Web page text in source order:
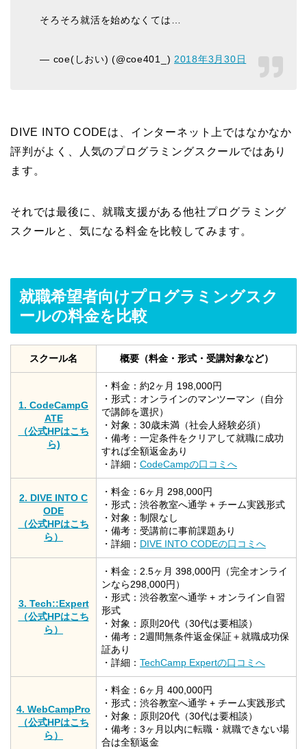
そろそろ就活を始めなくては…
— coe(しおい) (@coe401_) 2018年3月30日
DIVE INTO CODEは、インターネット上ではなかなか
評判がよく、人気のプログラミングスクールではあり
ます。
それでは最後に、就職支援がある他社プログラミング
スクールと、気になる料金を比較してみます。
就職希望者向けプログラミングスク
ールの料金を比較
スクール名 概要（料金・形式・受講対象など）
1. CodeCampG
ATE
（公式HPはこち
ら)
・料金：約2ヶ月 198,000円
・形式：オンラインのマンツーマン（自分
で講師を選択）
・対象：30歳未満（社会人経験必須）
・備考：一定条件をクリアして就職に成功
すれば全額返金あり
・詳細： CodeCampの口コミへ
2. DIVE INTO C
ODE
（公式HPはこち
ら）
・料金：6ヶ月 298,000円
・形式：渋谷教室へ通学 + チーム実践形式
・対象：制限なし
・備考：受講前に事前課題あり
・詳細： DIVE INTO CODEの口コミへ
3. Tech::Expert
（公式HPはこち
ら）
・料金：2.5ヶ月 398,000円（完全オンライ
ンなら298,000円）
・形式：渋谷教室へ通学 + オンライン自習
形式
・対象：原則20代（30代は要相談）
・備考：2週間無条件返金保証＋就職成功保
証あり
・詳細： TechCamp Expertの口コミへ
4. WebCampPro
（公式HPはこち
ら）
・料金：6ヶ月 400,000円
・形式：渋谷教室へ通学 + チーム実践形式
・対象：原則20代（30代は要相談）
・備考：3ヶ月以内に転職・就職できない場
合は全額返金